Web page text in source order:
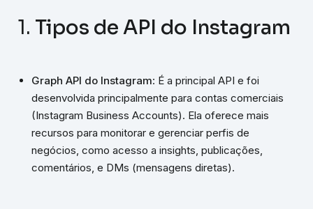
1. Tipos de API do Instagram
Graph API do Instagram: É a principal API e foi
desenvolvida principalmente para contas comerciais
(Instagram Business Accounts). Ela oferece mais
recursos para monitorar e gerenciar perfis de
negócios, como acesso a insights, publicações,
comentários, e DMs (mensagens diretas).